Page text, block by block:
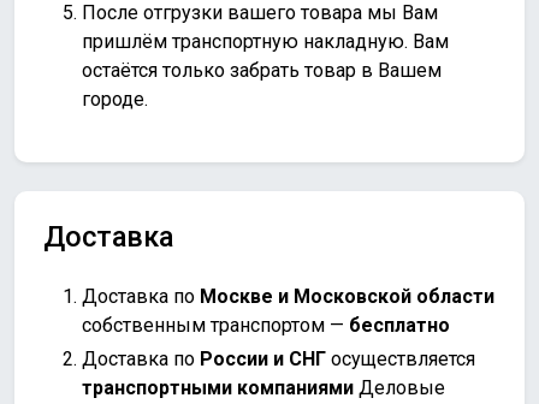
После отгрузки вашего товара мы Вам
пришлём транспортную накладную. Вам
остаётся только забрать товар в Вашем
городе.
Доставка
Доставка по Москве и Московской области
собственным транспортом — бесплатно
Доставка по России и СНГ осуществляется
транспортными компаниями Деловые